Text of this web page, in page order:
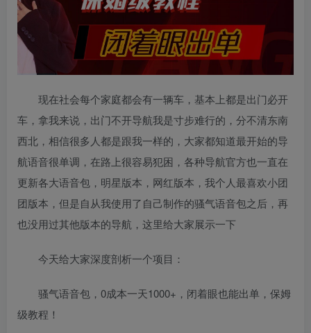
现在社会每个家庭都会有一辆车，基本上都是出门必开
车，拿我来说，出门不开导航我是寸步难行的，分不清东南
西北，相信很多人都是跟我一样的，大家都知道最开始的导
航语音很单调，在路上很容易犯困，各种导航官方也一直在
更新各大语音包，明星版本，网红版本，我个人最喜欢小团
团版本，但是自从我使用了自己制作的骚气语音包之后，再
也没用过其他版本的导航，这里给大家展示一下
今天给大家深度剖析一个项目：
骚气语音包，0成本一天1000+，闭着眼也能出单，保姆
级教程！